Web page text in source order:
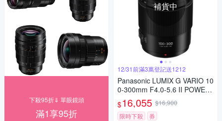
下殺95折⇓ 單眼鏡頭
滿1享95折
補貨中
12/31前滿3萬登記送1212
Panasonic LUMIX G VARIO 10
0-300mm F4.0-5.6 II POWER
O.I.S.二代變焦鏡頭 公司貨
$16,055 $16,900
限時下殺
券